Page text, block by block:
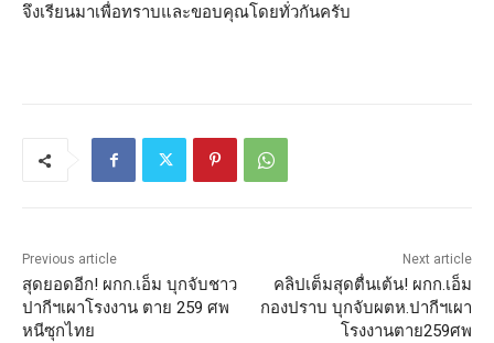
จึงเรียนมาเพื่อทราบและขอบคุณโดยทั่วกันครับ
Previous article
สุดยอดอีก! ผกก.เอ็ม บุกจับชาว
ปากีฯเผาโรงงาน ตาย 259 ศพ
หนีซุกไทย
Next article
คลิปเต็มสุดตื่นเต้น! ผกก.เอ็ม
กองปราบ บุกจับผตห.ปากีฯเผา
โรงงานตาย259ศพ